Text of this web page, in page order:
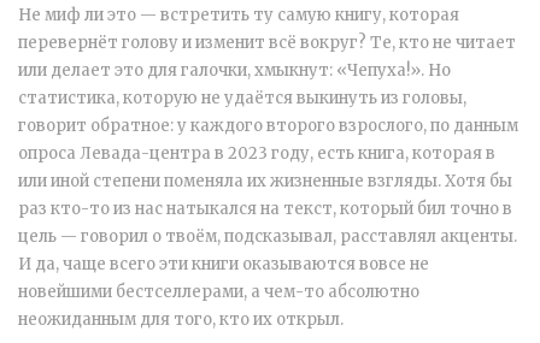
Не миф ли это — встретить ту самую книгу, которая
перевернёт голову и изменит всё вокруг? Те, кто не читает
или делает это для галочки, хмыкнут: «Чепуха!». Но
статистика, которую не удаётся выкинуть из головы,
говорит обратное: у каждого второго взрослого, по данным
опроса Левада-центра в 2023 году, есть книга, которая в
или иной степени поменяла их жизненные взгляды. Хотя бы
раз кто-то из нас натыкался на текст, который бил точно в
цель — говорил о твоём, подсказывал, расставлял акценты.
И да, чаще всего эти книги оказываются вовсе не
новейшими бестселлерами, а чем-то абсолютно
неожиданным для того, кто их открыл.